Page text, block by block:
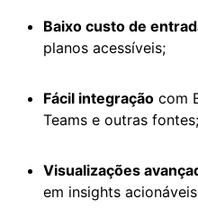
Baixo custo de
planos acessíveis;
Fácil integração com
Teams e outras fontes;
Visualizações
em insights